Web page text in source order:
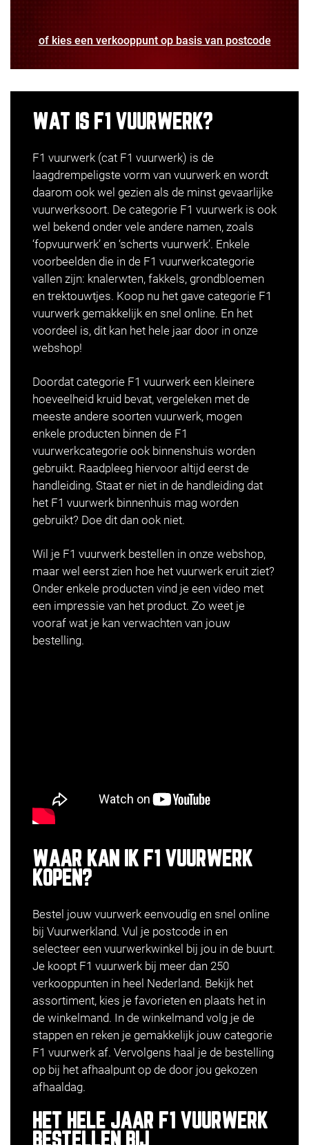
of kies een verkooppunt op basis van postcode
WAT IS F1 VUURWERK?
F1 vuurwerk (cat F1 vuurwerk) is de
laagdrempeligste vorm van vuurwerk en wordt
daarom ook wel gezien als de minst gevaarlijke
vuurwerksoort. De categorie F1 vuurwerk is ook
wel bekend onder vele andere namen, zoals
‘fopvuurwerk’ en ‘scherts vuurwerk’. Enkele
voorbeelden die in de F1 vuurwerkcategorie
vallen zijn: knalerwten, fakkels, grondbloemen
en trektouwtjes. Koop nu het gave categorie F1
vuurwerk gemakkelijk en snel online. En het
voordeel is, dit kan het hele jaar door in onze
webshop!
Doordat categorie F1 vuurwerk een kleinere
hoeveelheid kruid bevat, vergeleken met de
meeste andere soorten vuurwerk, mogen
enkele producten binnen de F1
vuurwerkcategorie ook binnenshuis worden
gebruikt. Raadpleeg hiervoor altijd eerst de
handleiding. Staat er niet in de handleiding dat
het F1 vuurwerk binnenhuis mag worden
gebruikt? Doe dit dan ook niet.
Wil je F1 vuurwerk bestellen in onze webshop,
maar wel eerst zien hoe het vuurwerk eruit ziet?
Onder enkele producten vind je een video met
een impressie van het product. Zo weet je
vooraf wat je kan verwachten van jouw
bestelling.
WAAR KAN IK F1 VUURWERK
KOPEN?
Bestel jouw vuurwerk eenvoudig en snel online
bij Vuurwerkland. Vul je postcode in en
selecteer een vuurwerkwinkel bij jou in de buurt.
Je koopt F1 vuurwerk bij meer dan 250
verkooppunten in heel Nederland. Bekijk het
assortiment, kies je favorieten en plaats het in
de winkelmand. In de winkelmand volg je de
stappen en reken je gemakkelijk jouw categorie
F1 vuurwerk af. Vervolgens haal je de bestelling
op bij het afhaalpunt op de door jou gekozen
afhaaldag.
HET HELE JAAR F1 VUURWERK